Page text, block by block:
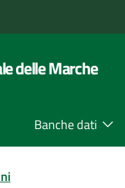
delle Marche
Banche dati